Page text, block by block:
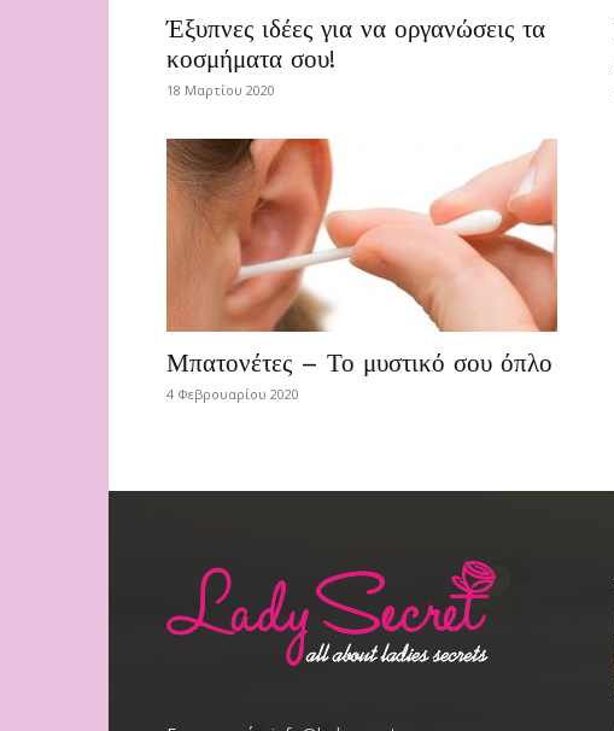
Έξυπνες ιδέες για να οργανώσεις τα
κοσμήματα σου!
18 Μαρτίου 2020
Μπατονέτες – Το μυστικό σου όπλο
4 Φεβρουαρίου 2020